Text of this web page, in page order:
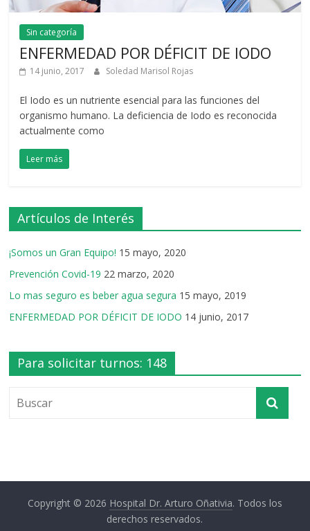
Sin categoría
ENFERMEDAD POR DÉFICIT DE IODO
14 junio, 2017 Soledad Marisol Rojas
El Iodo es un nutriente esencial para las funciones del
organismo humano. La deficiencia de Iodo es reconocida
actualmente como
Leer más
Artículos de Interés
¡Somos un Gran Equipo! 15 mayo, 2020
Prevención Covid-19 22 marzo, 2020
Lo mas seguro es beber agua segura 15 mayo, 2019
ENFERMEDAD POR DÉFICIT DE IODO 14 junio, 2017
Para solicitar turnos: 148
Copyright © 2026 Hospital Dr. Arturo Oñativia. Todos los
derechos reservados.